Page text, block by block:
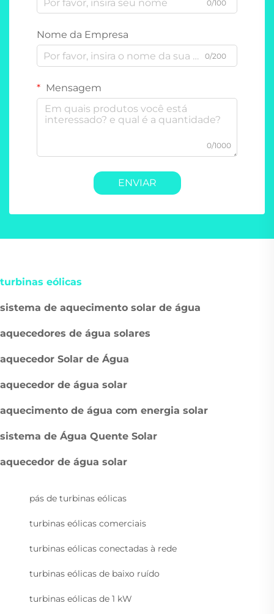
0/100
Nome da Empresa
0/200
Mensagem
0/1000
ENVIAR
turbinas eólicas
sistema de aquecimento solar de água
aquecedores de água solares
aquecedor Solar de Água
aquecedor de água solar
aquecimento de água com energia solar
sistema de Água Quente Solar
aquecedor de água solar
pás de turbinas eólicas
turbinas eólicas comerciais
turbinas eólicas conectadas à rede
turbinas eólicas de baixo ruído
turbinas eólicas de 1 kW